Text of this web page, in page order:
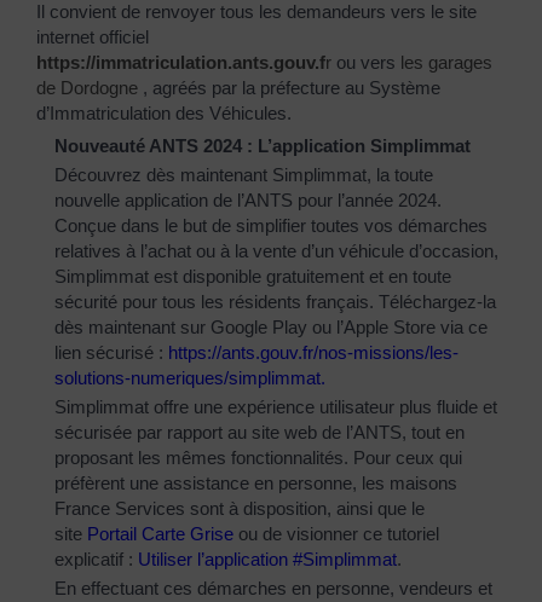
Il convient de renvoyer tous les demandeurs vers le site
internet officiel
https://immatriculation.ants.gouv.fr ou vers les garages
de Dordogne , agréés par la préfecture au Système
d’Immatriculation des Véhicules.
Nouveauté ANTS 2024 : L’application Simplimmat
Découvrez dès maintenant Simplimmat, la toute
nouvelle application de l’ANTS pour l’année 2024.
Conçue dans le but de simplifier toutes vos démarches
relatives à l’achat ou à la vente d’un véhicule d’occasion,
Simplimmat est disponible gratuitement et en toute
sécurité pour tous les résidents français. Téléchargez-la
dès maintenant sur Google Play ou l’Apple Store via ce
lien sécurisé : https://ants.gouv.fr/nos-missions/les-
solutions-numeriques/simplimmat.
Simplimmat offre une expérience utilisateur plus fluide et
sécurisée par rapport au site web de l’ANTS, tout en
proposant les mêmes fonctionnalités. Pour ceux qui
préfèrent une assistance en personne, les maisons
France Services sont à disposition, ainsi que le
site Portail Carte Grise ou de visionner ce tutoriel
explicatif : Utiliser l’application #Simplimmat.
En effectuant ces démarches en personne, vendeurs et